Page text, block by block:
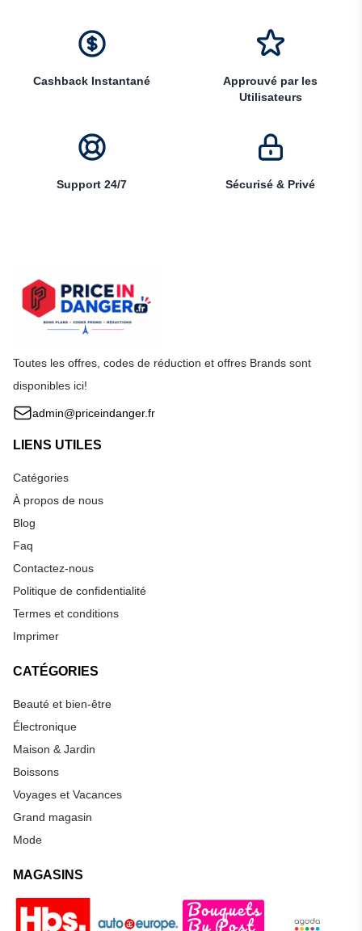
Cashback Instantané
Approuvé par les
Utilisateurs
Support 24/7 Sécurisé & Privé
Toutes les offres, codes de réduction et offres Brands sont
disponibles ici!
admin@priceindanger.fr
LIENS UTILES
Catégories
À propos de nous
Blog
Faq
Contactez-nous
Politique de confidentialité
Termes et conditions
Imprimer
CATÉGORIES
Beauté et bien-être
Électronique
Maison & Jardin
Boissons
Voyages et Vacances
Grand magasin
Mode
MAGASINS